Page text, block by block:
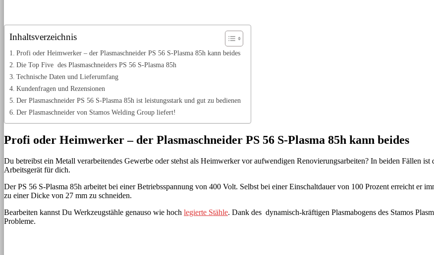
Inhaltsverzeichnis
Profi oder Heimwerker – der Plasmaschneider PS 56 S-Plasma 85h kann beides
Die Top Five des Plasmaschneiders PS 56 S-Plasma 85h
Technische Daten und Lieferumfang
Kundenfragen und Rezensionen
Der Plasmaschneider PS 56 S-Plasma 85h ist leistungsstark und gut zu bedienen
Der Plasmaschneider von Stamos Welding Group liefert!
Profi oder Heimwerker – der Plasmaschneider PS 56 S-Plasma 85h kann beides
Du betreibst ein Metall verarbeitendes Gewerbe oder stehst als Heimwerker vor aufwendigen Renovierungsarbeiten? In beiden Fällen
Arbeitsgerät für dich.
Der PS 56 S-Plasma 85h arbeitet bei einer Betriebsspannung von 400 Volt. Selbst bei einer Einschaltdauer von 100 Prozent erreicht er
zu einer Dicke von 27 mm zu schneiden.
Bearbeiten kannst Du Werkzeugstähle genauso wie hoch legierte Stähle. Dank des dynamisch-kräftigen Plasmabogens des Stamos
Probleme.